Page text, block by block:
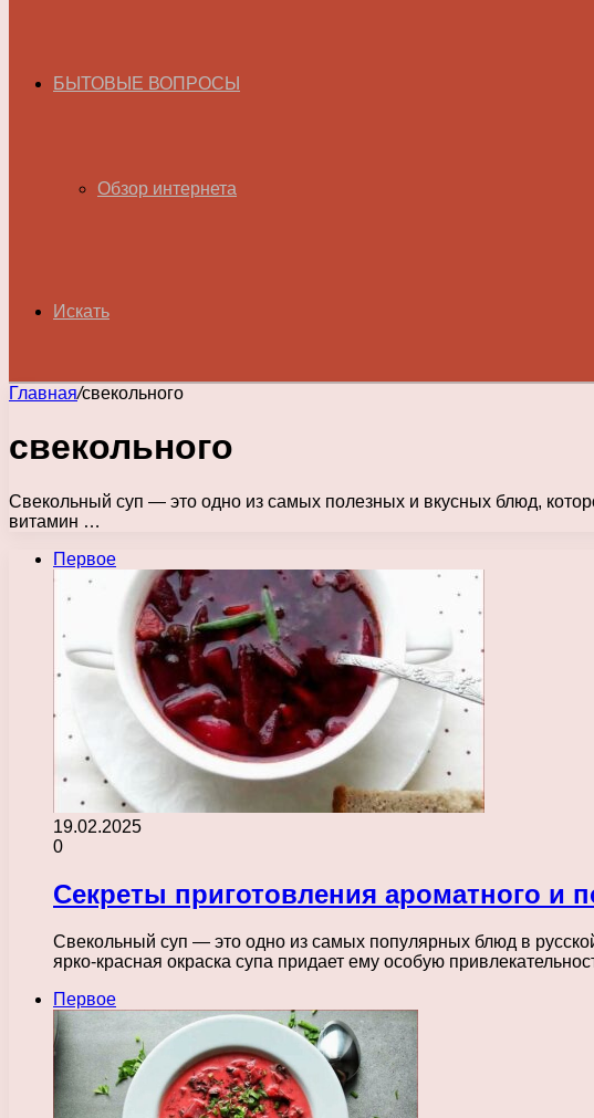
БЫТОВЫЕ ВОПРОСЫ
Обзор интернета
Искать
Главная/свекольного
свекольного
Свекольный суп — это одно из самых полезных и вкусных блюд,
витамин …
Первое
19.02.2025
0
Секреты приготовления ароматного и
Свекольный суп — это одно из самых популярных блюд в
ярко-красная окраска супа придает ему особую
Первое